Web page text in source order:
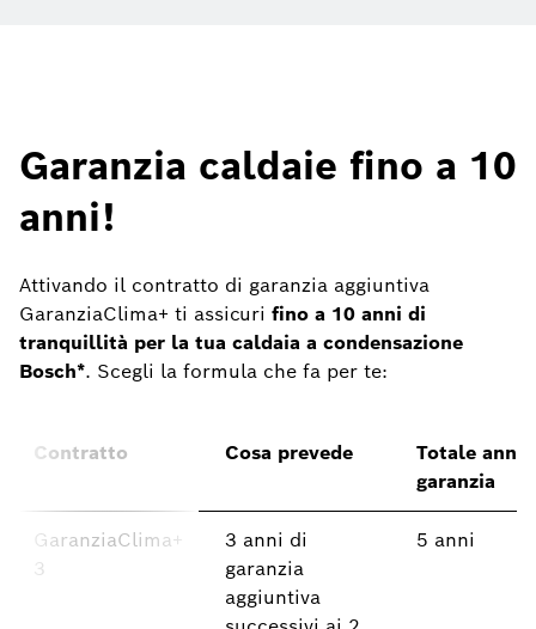
Garanzia caldaie fino a 10
anni!
Attivando il contratto di garanzia aggiuntiva
GaranziaClima+ ti assicuri fino a 10 anni di
tranquillità per la tua caldaia a condensazione
Bosch*. Scegli la formula che fa per te:
Contratto Cosa prevede
Totale anni
garanzia
GaranziaClima+
3
3 anni di
garanzia
aggiuntiva
5 anni